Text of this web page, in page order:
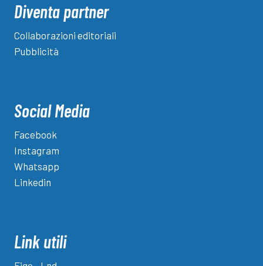
Diventa partner
Collaborazioni editoriali
Pubblicità
Social Media
Facebook
Instagram
Whatsapp
Linkedin
Link utili